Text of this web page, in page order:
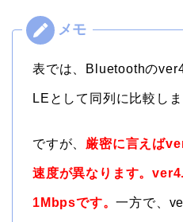
表では、Bluetoothの
LEとして同列に比較しま
ですが、 厳密に言えば
速度が異なります。
1Mbpsです。一方で、